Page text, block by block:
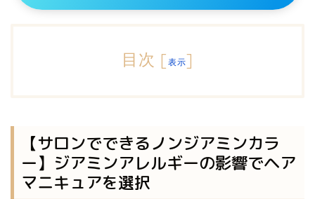
目次 [ 表示]
【サロンでできるノンジアミンカラ
ー】ジアミンアレルギーの影響でヘア
マニキュアを選択